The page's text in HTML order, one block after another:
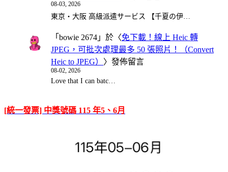
08-03, 2026
東京・大阪 高級派遣サービス 【千夏の伊…
「 bowie 2674 」於〈免下載！線上 Heic 轉
JPEG，可批次處理最多 50 張照片！（Convert
Heic to JPEG） 〉發佈留言
08-02, 2026
Love that I can batc…
[統一發票] 中獎號碼 115 年5、6月